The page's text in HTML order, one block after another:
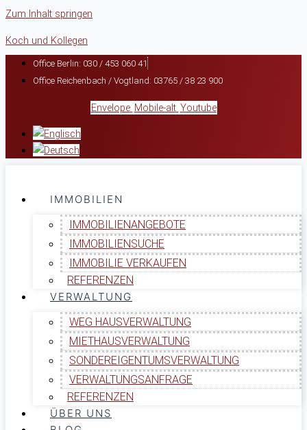
Zum Inhalt springen
Koch und Kollegen
Office Berlin: 030 / 453 060 41
Office Reichenbach / Vogtland: 03765 / 38 23 900
Envelope Mobile-alt Youtube
IMMOBILIEN
IMMOBILIENANGEBOTE
IMMOBILIENSUCHE
IMMOBILIE VERKAUFEN
REFERENZEN
VERWALTUNG
WEG HAUSVERWALTUNG
MIETHAUSVERWALTUNG
SONDEREIGENTUMSVERWALTUNG
VERWALTUNGSANFRAGE
REFERENZEN
ÜBER UNS